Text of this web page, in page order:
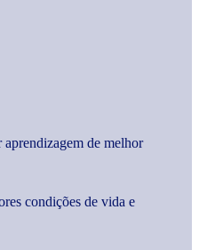
de melhor
condições de vida e